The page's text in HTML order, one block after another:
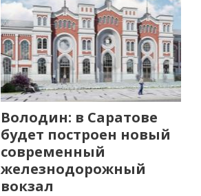
Володин: в Саратове
будет построен новый
современный
железнодорожный
вокзал